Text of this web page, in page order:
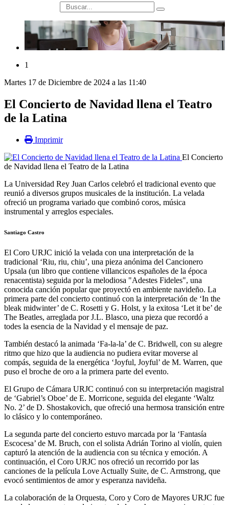
búsqueda
1
Martes 17 de Diciembre de 2024 a las 11:40
El Concierto de Navidad llena el Teatro
de la Latina
Imprimir
El Concierto
de Navidad llena el Teatro de la Latina
La Universidad Rey Juan Carlos celebró el tradicional evento que
reunió a diversos grupos musicales de la institución. La velada
ofreció un programa variado que combinó coros, música
instrumental y arreglos especiales.
Santiago Castro
El Coro URJC inició la velada con una interpretación de la
tradicional ‘Riu, riu, chiu’, una pieza anónima del Cancionero
Upsala (un libro que contiene villancicos españoles de la época
renacentista) seguida por la melodiosa "Adestes Fideles", una
conocida canción popular que proyectó en ambiente navideño. La
primera parte del concierto continuó con la interpretación de ‘In the
bleak midwinter’ de C. Rosetti y G. Holst, y la exitosa ‘Let it be’ de
The Beatles, arreglada por J.L. Blasco, una pieza que recordó a
todes la esencia de la Navidad y el mensaje de paz.
También destacó la animada ‘Fa-la-la’ de C. Bridwell, con su alegre
ritmo que hizo que la audiencia no pudiera evitar moverse al
compás, seguida de la energética ‘Joyful, Joyful’ de M. Warren, que
puso el broche de oro a la primera parte del evento.
El Grupo de Cámara URJC continuó con su interpretación magistral
de ‘Gabriel’s Oboe’ de E. Morricone, seguida del elegante ‘Waltz
No. 2’ de D. Shostakovich, que ofreció una hermosa transición entre
lo clásico y lo contemporáneo.
La segunda parte del concierto estuvo marcada por la ‘Fantasía
Escocesa’ de M. Bruch, con el solista Adrián Torino al violín, quien
capturó la atención de la audiencia con su técnica y emoción. A
continuación, el Coro URJC nos ofreció un recorrido por las
canciones de la película Love Actually Suite, de C. Armstrong, que
evocó sentimientos de amor y esperanza navideña.
La colaboración de la Orquesta, Coro y Coro de Mayores URJC fue